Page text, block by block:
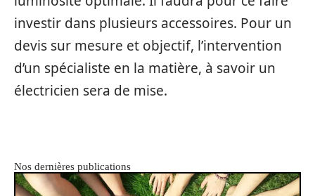
investir dans plusieurs accessoires. Pour un
devis sur mesure et objectif, l’intervention
d’un spécialiste en la matière, à savoir un
électricien sera de mise.
Nos dernières publications